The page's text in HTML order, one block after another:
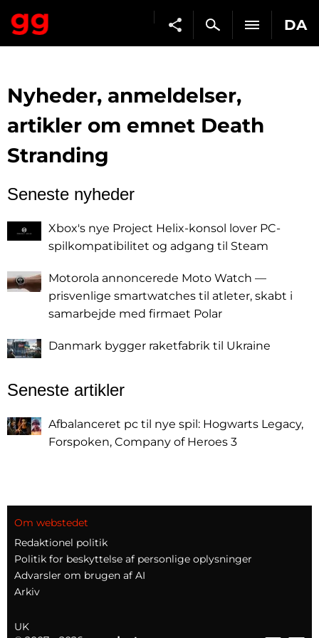
DA
Nyheder, anmeldelser,
artikler om emnet Death
Stranding
Seneste nyheder
Xbox's nye Project Helix-konsol lover PC-
spilkompatibilitet og adgang til Steam
Motorola annoncerede Moto Watch —
prisvenlige smartwatches til atleter, skabt i
samarbejde med firmaet Polar
Danmark bygger raketfabrik til Ukraine
Seneste artikler
Afbalanceret pc til nye spil: Hogwarts Legacy,
Forspoken, Company of Heroes 3
Om webstedet
Redaktionel politik
Politik for beskyttelse af personlige oplysninger
Advarsler om brugen af AI
Arkiv
UK